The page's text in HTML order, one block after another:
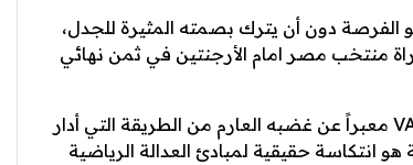
الفرصة دون أن يترك بصمته المثيرة للجدل،
منتخب مصر امام الأرجنتين في ثمن نهائي
فتح مورينيو النار على منظومة التحكيم وتقنية الـ VAR معبراً عن غضبه العارم من الطريقة التي أدار
هو انتكاسة حقيقية لمبادئ العدالة الرياضية